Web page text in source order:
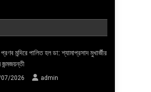
মন্দিরে পালিত হল ডা: শ্যামাপ্রসাদ মুখার্জীর
2026 admin